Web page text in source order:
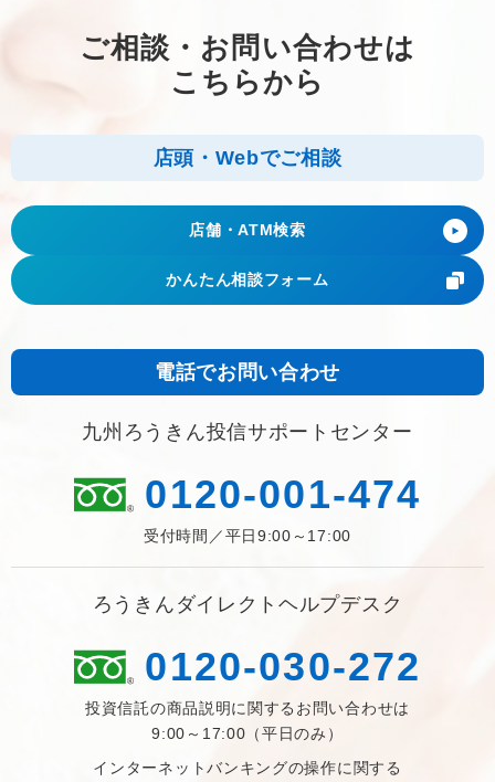
ご相談・お問い合わせは
こちらから
店頭・Webでご相談
店舗・ATM検索
かんたん相談フォーム
電話でお問い合わせ
九州ろうきん投信サポートセンター
0120-001-474
受付時間／平日9:00～17:00
ろうきんダイレクトヘルプデスク
0120-030-272
投資信託の商品説明に関するお問い合わせは
9:00～17:00（平日のみ）
インターネットバンキングの操作に関する